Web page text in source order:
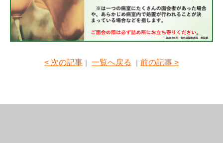
< 次の記事 ｜ 一覧へ戻る ｜ 前の記事 >